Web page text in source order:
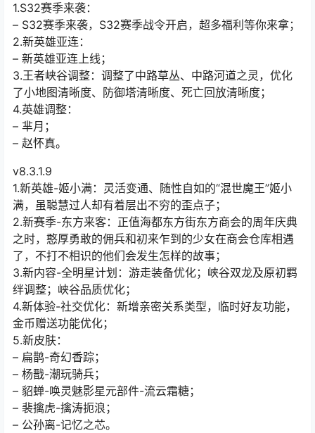
1.S32赛季来袭：
– S32赛季来袭，S32赛季战令开启，超多福利等你来拿；
2.新英雄亚连：
– 新英雄亚连上线；
3.王者峡谷调整：调整了中路草丛、中路河道之灵，优化
了小地图清晰度、防御塔清晰度、死亡回放清晰度；
4.英雄调整：
– 芈月；
– 赵怀真。
v8.3.1.9
1.新英雄-姬小满：灵活变通、随性自如的“混世魔王”姬小
满，虽聪慧过人却有着层出不穷的歪点子；
2.新赛季-东方来客：正值海都东方街东方商会的周年庆典
之时，憨厚勇敢的佣兵和初来乍到的少女在商会仓库相遇
了，不打不相识的他们会发生怎样的故事；
3.新内容-全明星计划：游走装备优化；峡谷双龙及原初羁
绊调整；峡谷品质优化；
4.新体验-社交优化：新增亲密关系类型，临时好友功能，
金币赠送功能优化；
5.新皮肤：
– 扁鹊-奇幻香踪；
– 杨戬-潮玩骑兵；
– 貂蝉-唤灵魅影星元部件-流云霜糖；
– 裴擒虎-擒涛扼浪；
– 公孙离-记忆之芯。